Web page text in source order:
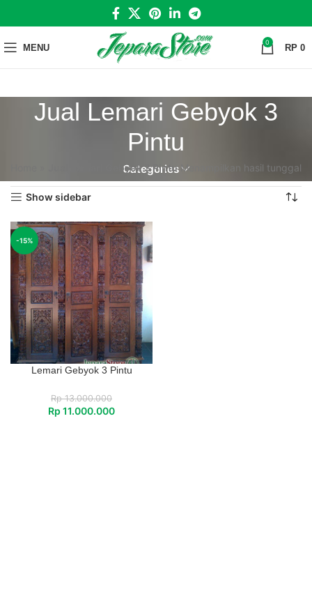
MENU 0 RP 0
Jual Lemari Gebyok 3
Pintu
Categories
Jual Lemari Gebyok 3 Pintu Menampilkan hasil tunggal
Show sidebar
-15%
Lemari Gebyok 3 Pintu
Rp13.000.000
Rp 11.000.000